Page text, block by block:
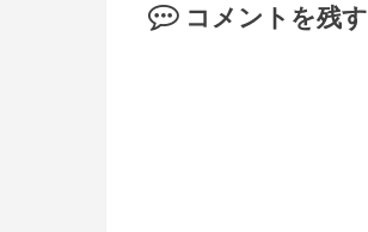
コメントを残す